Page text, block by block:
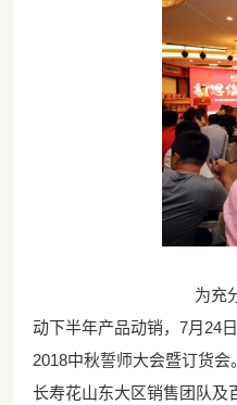
为充分
动下半年产品动销，7月24
2018中秋誓师大会暨订货会
长寿花山东大区销售团队及